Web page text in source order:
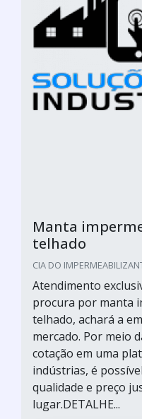
Manta
telhado
CIA DO
Atendimento
procura por manta
telhado, achará a
mercado. Por meio
cotação em uma
indústrias, é
qualidade e preço
lugar.DETALHE...